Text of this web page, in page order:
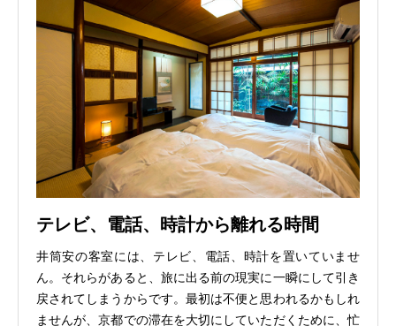
テレビ、電話、時計から離れる時間
井筒安の客室には、テレビ、電話、時計を置いていませ
ん。それらがあると、旅に出る前の現実に一瞬にして引き
戻されてしまうからです。最初は不便と思われるかもしれ
ませんが、京都での滞在を大切にしていただくために、忙